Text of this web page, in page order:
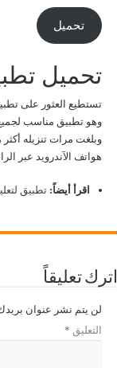
تحميل
تحميل
تستطيع العثور على
وهو تطبيق مناسب لجميع الفئات
هواتف الآندرويد عبر
اقرأ أيضاً: تطبيق
اترك تعليقاً
لن يتم نشر عنوان بريدك
التعليق *